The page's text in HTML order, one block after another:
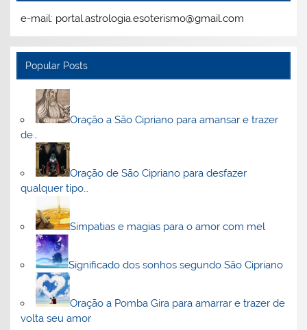
e-mail: portal.astrologia.esoterismo@gmail.com
Popular Posts
Oração a São Cipriano para amansar e trazer
de…
Oração de São Cipriano para desfazer
qualquer tipo…
Simpatias e magias para o amor com mel
Significado dos sonhos segundo São Cipriano
Oração a Pomba Gira para amarrar e trazer de
volta seu amor